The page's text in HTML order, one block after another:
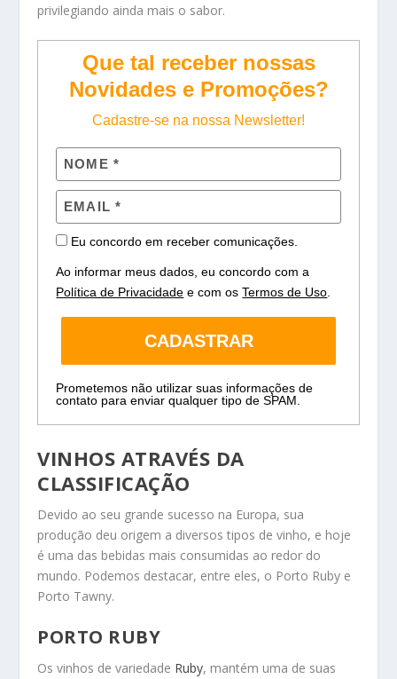
privilegiando ainda mais o sabor.
Que tal receber nossas
Novidades e Promoções?
Cadastre-se na nossa Newsletter!
Eu concordo em receber comunicações.
Ao informar meus dados, eu concordo com a
Política de Privacidade e com osTermos de Uso
CADASTRAR
Prometemos não utilizar suas informações de
contato para enviar qualquer tipo de SPAM.
VINHOS ATRAVÉS DA
CLASSIFICAÇÃO
Devido ao seu grande sucesso na Europa, sua
produção deu origem a diversos tipos de vinho, e hoje
é uma das bebidas mais consumidas ao redor do
mundo. Podemos destacar, entre eles, o Porto Ruby e
Porto Tawny.
PORTO RUBY
Os vinhos de variedade Ruby, mantém uma de suas